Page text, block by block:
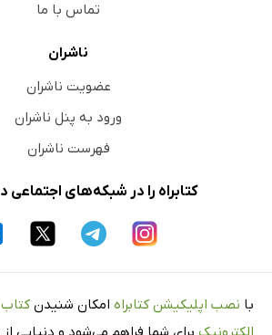
تماس با ما
ناشران
عضویت ناشران
ورود به پنل ناشران
فهرست ناشران
کتابراه را در شبکه‌های اجتماعی
با نصب اپلیکیشن کتابراه امکان شنیدن